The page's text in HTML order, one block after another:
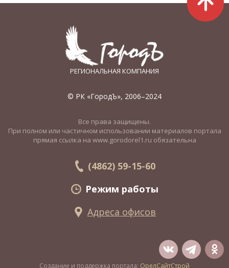
РЕГИОНАЛЬНАЯ КОМПАНИЯ
© РК «ГородЪ», 2006–2024
Все права защищены.
При полном или частичном использовании материалов портала
прямая ссылка на www.gorodorel1.ru обязательна
(4862) 59-15-60
Режим работы
Адреса офисов
Создание и поддержка портала: ОрелСайтСтрой